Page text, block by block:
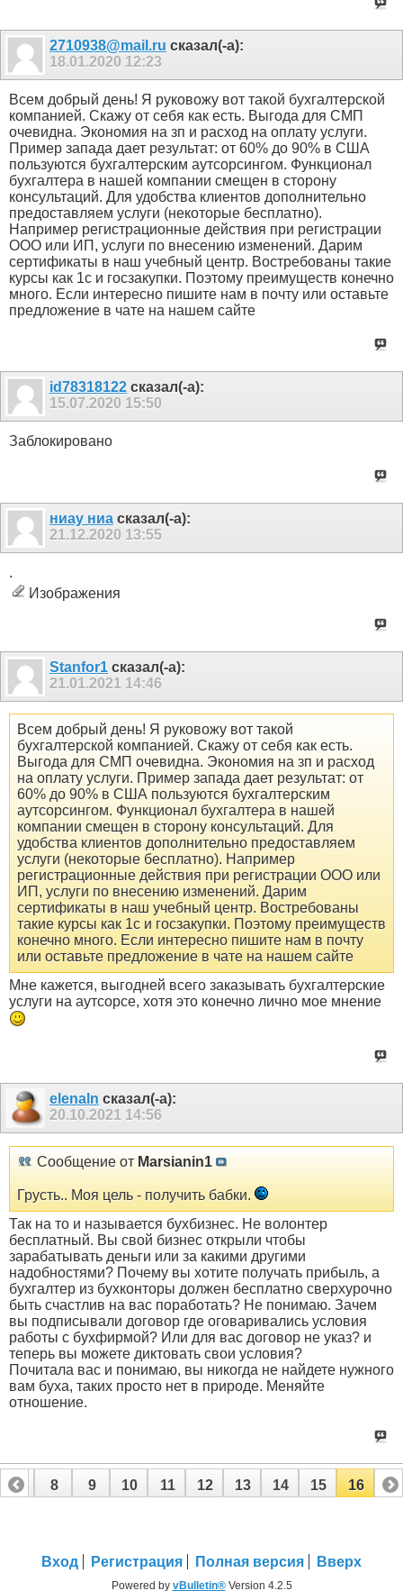
2710938@mail.ru сказал(-а):
18.01.2020 12:23
Всем добрый день! Я руковожу вот такой бухгалтерской
компанией. Скажу от себя как есть. Выгода для СМП
очевидна. Экономия на зп и расход на оплату услуги.
Пример запада дает результат: от 60% до 90% в США
пользуются бухгалтерским аутсорсингом. Функционал
бухгалтера в нашей компании смещен в сторону
консультаций. Для удобства клиентов дополнительно
предоставляем услуги (некоторые бесплатно).
Например регистрационные действия при регистрации
ООО или ИП, услуги по внесению изменений. Дарим
сертификаты в наш учебный центр. Востребованы такие
курсы как 1с и госзакупки. Поэтому преимуществ конечно
много. Если интересно пишите нам в почту или оставьте
предложение в чате на нашем сайте
id78318122 сказал(-а):
15.07.2020 15:50
Заблокировано
ниау ниа сказал(-а):
21.12.2020 13:55
.
Изображения
Stanfor1 сказал(-а):
21.01.2021 14:46
Всем добрый день! Я руковожу вот такой
бухгалтерской компанией. Скажу от себя как есть.
Выгода для СМП очевидна. Экономия на зп и расход
на оплату услуги. Пример запада дает результат: от
60% до 90% в США пользуются бухгалтерским
аутсорсингом. Функционал бухгалтера в нашей
компании смещен в сторону консультаций. Для
удобства клиентов дополнительно предоставляем
услуги (некоторые бесплатно). Например
регистрационные действия при регистрации ООО или
ИП, услуги по внесению изменений. Дарим
сертификаты в наш учебный центр. Востребованы
такие курсы как 1с и госзакупки. Поэтому преимуществ
конечно много. Если интересно пишите нам в почту
или оставьте предложение в чате на нашем сайте
Мне кажется, выгодней всего заказывать бухгалтерские
услуги на аутсорсе, хотя это конечно лично мое мнение
elenaln сказал(-а):
20.10.2021 14:56
Сообщение от Marsianin1
Грусть.. Моя цель - получить бабки.
Так на то и называется бухбизнес. Не волонтер
бесплатный. Вы свой бизнес открыли чтобы
зарабатывать деньги или за какими другими
надобностями? Почему вы хотите получать прибыль, а
бухгалтер из бухконторы должен бесплатно сверхурочно
быть счастлив на вас поработать? Не понимаю. Зачем
вы подписывали договор где оговаривались условия
работы с бухфирмой? Или для вас договор не указ? и
теперь вы можете диктовать свои условия?
Почитала вас и понимаю, вы никогда не найдете нужного
вам буха, таких просто нет в природе. Меняйте
отношение.
7 8 9 10 11 12 13 14 15 16
Вход Регистрация Полная версия Вверх
Powered by vBulletin®Version 4.2.5